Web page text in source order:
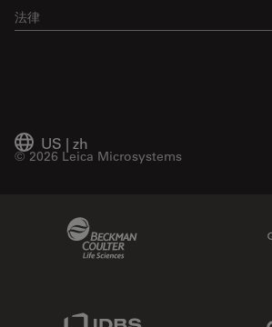
法律
US | zh
© 2026 Leica Microsystems